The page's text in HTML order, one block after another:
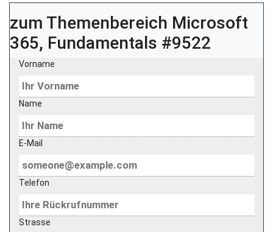
zum Themenbereich Microsoft
365, Fundamentals #9522
Vorname
Name
E-Mail
Telefon
Strasse